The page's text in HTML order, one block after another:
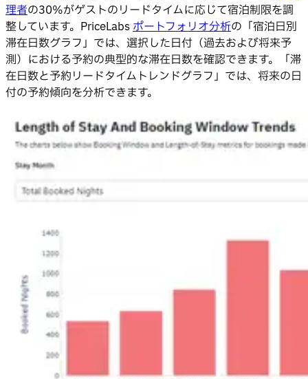
理者の30%がゲストのリードタイムに応じて宿泊制限を調
整しています。PriceLabs ポートフォリオ分析の「宿泊日別
滞在日数グラフ」では、選択した日付（過去および将来予
測）における予約の典型的な滞在日数を確認できます。「滞
在日数と予約リードタイムトレンドグラフ」では、将来の日
付の予約傾向を分析できます。